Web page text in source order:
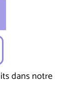
dans notre